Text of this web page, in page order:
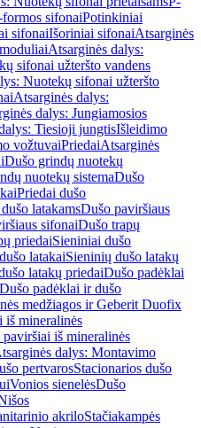
sifonaiPotinkiniai
sifonaiIšoriniai sifonaiAtsarginės
Atsarginės dalys:
sifonai užteršto vandens
Nuotekų sifonai užteršto
Atsarginės dalys:
dalys: Jungiamosios
Tiesioji jungtisIšleidimo
vožtuvaiPriedaiAtsarginės
Dušo grindų nuotekų
nuotekų sistemaDušo
Priedai dušo
latakamsDušo paviršiaus
sifonaiDušo trapų
priedaiSieniniai dušo
latakaiSieninių dušo latakų
latakų priedaiDušo padėklai
padėklai ir dušo
medžiagos ir Geberit Duofix
iš mineralinės
iš mineralinės
dalys: Montavimo
pertvarosStacionarios dušo
Vonios sienelėsDušo
akriloStačiakampės